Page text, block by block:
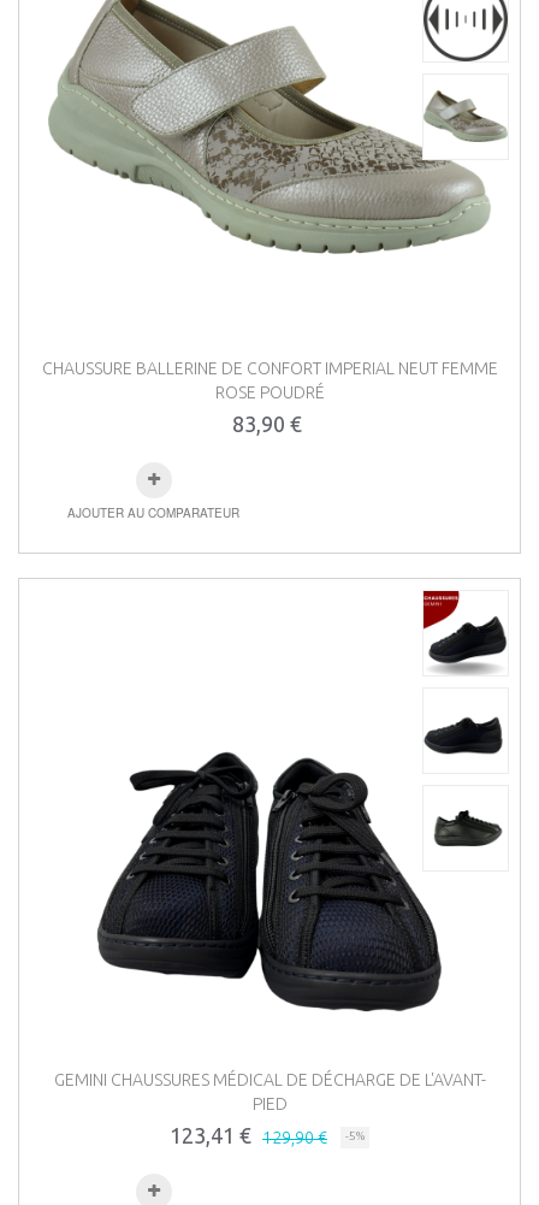
CHAUSSURE BALLERINE DE CONFORT IMPERIAL NEUT FEMME
ROSE POUDRÉ
83,90 €
AJOUTER AU COMPARATEUR
GEMINI CHAUSSURES MÉDICAL DE DÉCHARGE DE L'AVANT-
PIED
123,41 € 129,90 € -5%